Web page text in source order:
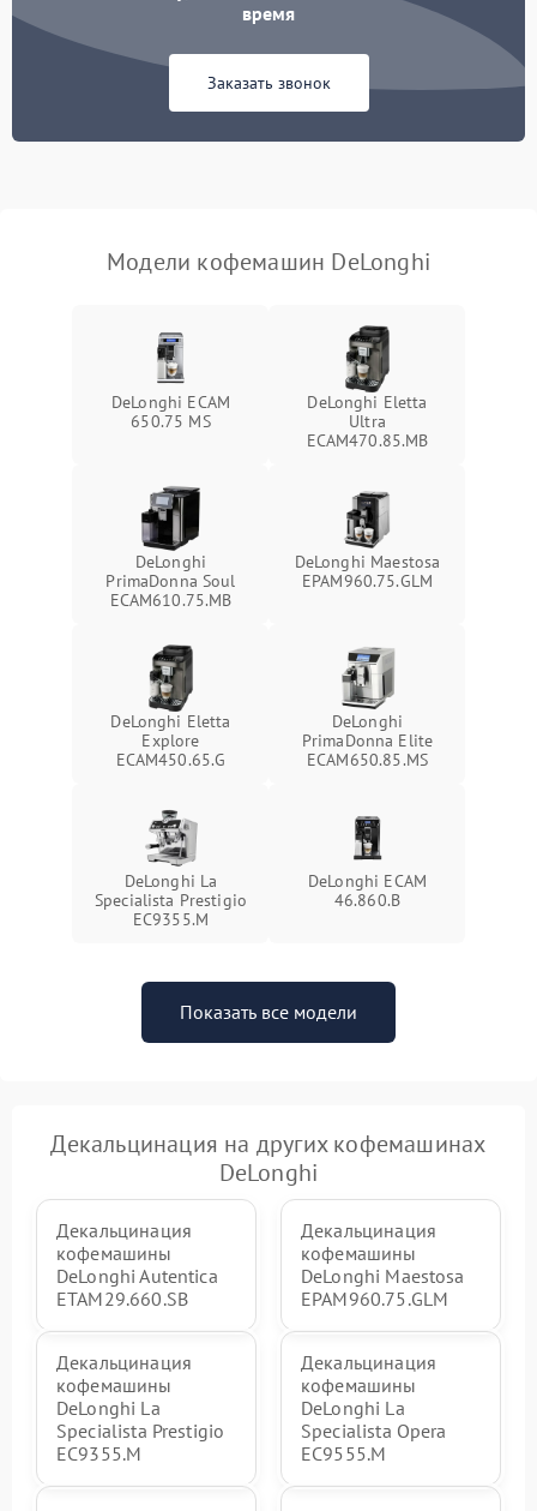
время
Заказать звонок
Модели кофемашин DeLonghi
DeLonghi ECAM
650.75 MS
DeLonghi Eletta
Ultra
ECAM470.85.MB
DeLonghi
PrimaDonna Soul
ECAM610.75.MB
DeLonghi Maestosa
EPAM960.75.GLM
DeLonghi Eletta
Explore
ECAM450.65.G
DeLonghi
PrimaDonna Elite
ECAM650.85.MS
DeLonghi La
Specialista Prestigio
EC9355.M
DeLonghi ECAM
46.860.B
Показать все модели
Декальцинация на других кофемашинах
DeLonghi
Декальцинация
кофемашины
DeLonghi Autentica
ETAM29.660.SB
Декальцинация
кофемашины
DeLonghi Maestosa
EPAM960.75.GLM
Декальцинация
кофемашины
DeLonghi La
Specialista Prestigio
EC9355.M
Декальцинация
кофемашины
DeLonghi La
Specialista Opera
EC9555.M